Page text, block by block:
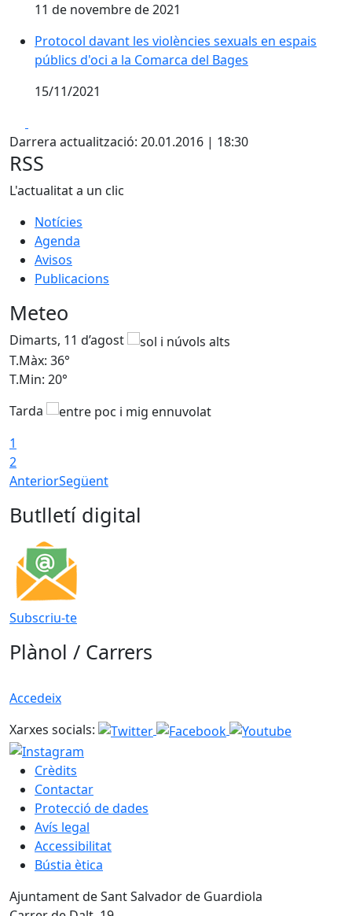
11 de novembre de 2021
Protocol davant les violències sexuals en espais
públics d'oci a la Comarca del Bages
15/11/2021
Darrera actualització: 20.01.2016 | 18:30
RSS
L'actualitat a un clic
Notícies
Agenda
Avisos
Publicacions
Meteo
Dimarts, 11 d’agost
T.Màx: 36°
T.Min: 20°
Tarda
1
2
AnteriorSegüent
Butlletí digital
Subscriu-te
Plànol / Carrers
Accedeix
Xarxes socials:
Crèdits
Contactar
Protecció de dades
Avís legal
Accessibilitat
Bústia ètica
Ajuntament de Sant Salvador de Guardiola